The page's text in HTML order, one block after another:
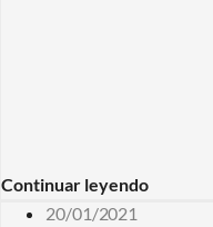
Continuar leyendo
20/01/2021